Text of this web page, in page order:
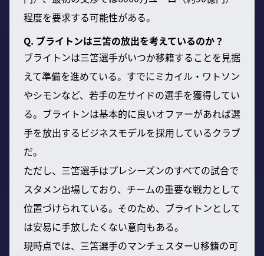
程度を要求する可能性がある。
Q. ブライトンは三笘の放出を考えているのか？
ブライトンは三笘選手がいつか移籍することを見据
えて準備を進めている。すでにミカイル・ワトソン
やシモンなど、若手の左サイドの選手を獲得してい
る。ブライトンは基本的に良いオファーがあれば選
手を放出するビジネスモデルを採用しているクラブ
だ。
ただし、三笘選手はプレシーズンのすべての試合で
スタメン出場しており、チームの重要な戦力として
位置づけられている。そのため、ブライトンとして
は安易に手放したくない意向もある。
現時点では、三笘選手のマンチェスターU移籍の可